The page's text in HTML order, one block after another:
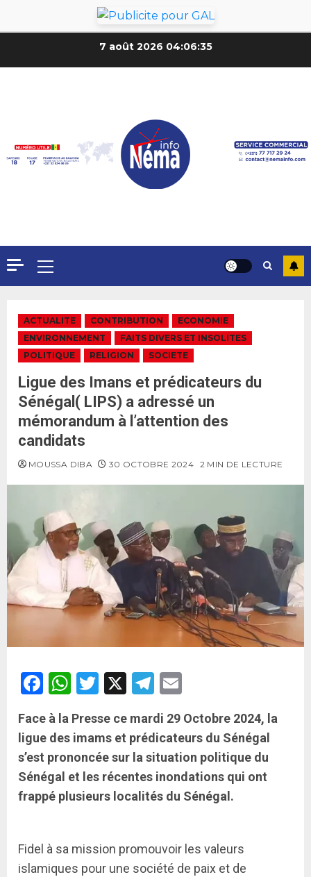
7 août 2026 04:06:37
ACTUALITE CONTRIBUTION
ECONOMIE
ENVIRONNEMENT
FAITS DIVERS ET INSOLITES
POLITIQUE
RELIGION SOCIETE
Ligue des Imans et prédicateurs du
Sénégal( LIPS) a adressé un
mémorandum à l’attention des
candidats
MOUSSA DIBA 30 OCTOBRE 2024 2 MIN DE LECTURE
Facebook
WhatsApp
Twitter
X Telegram
Face à la Presse ce mardi 29 Octobre 2024, la
ligue des imams et prédicateurs du Sénégal
s’est prononcée sur la situation politique du
Sénégal et les récentes inondations qui ont
frappé plusieurs localités du Sénégal.
Fidel à sa mission promouvoir les valeurs
islamiques pour une société de paix et de